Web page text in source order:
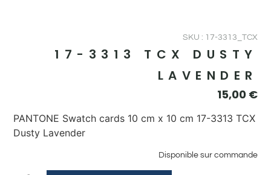
SKU : 17-3313_TCX
17-3313 TCX DUSTY
LAVENDER
15,00 €
PANTONE Swatch cards 10 cm x 10 cm 17-3313 TCX
Dusty Lavender
Disponible sur commande